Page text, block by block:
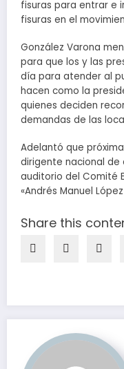
fisuras para entrar e
fisuras en el
González Varona
para que los y las
día para atender al
hacen como la
quienes deciden
demandas de las
Adelantó que
dirigente nacional de
auditorio del Comité
«Andrés Manuel
Share this